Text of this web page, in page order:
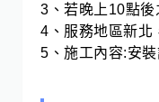
3、若晚上10點後
4、服務地區新北
5、施工內容:安